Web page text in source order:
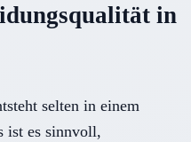
in
selten in einem
ist es sinnvoll,